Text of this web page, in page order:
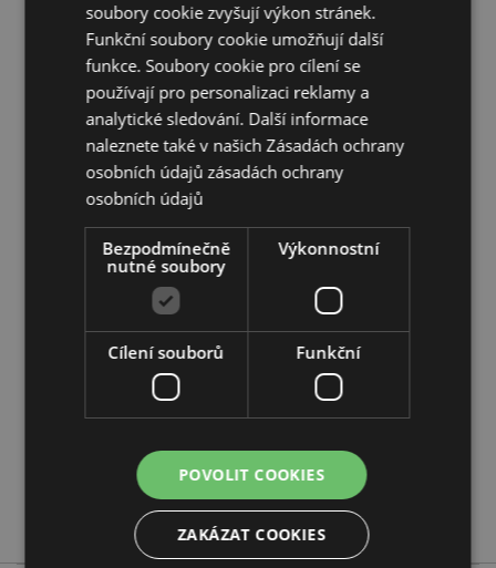
Doplňující informace:
Chcete se dozvědět více o nákupu u Puckator?
Přečtěte si našeho průvodce nákupem pro zákazníky.
Vlastnosti produktu
Výška 6.6cm Průměr 2.3cm 10ml
8906051435377
288
0.064000
Ne
Goloka
soubory cookie zvyšují výkon stránek.
Funkční soubory cookie umožňují další
funkce. Soubory cookie pro cílení se
používají pro personalizaci reklamy a
analytické sledování. Další informace
naleznete také v našich Zásadách ochrany
osobních údajůzásadách ochrany
osobních údajů
Bezpodmínečně
nutné soubory
Výkonnostní
Cílení souborů Funkční
POVOLIT COOKIES
ZAKÁZAT COOKIES